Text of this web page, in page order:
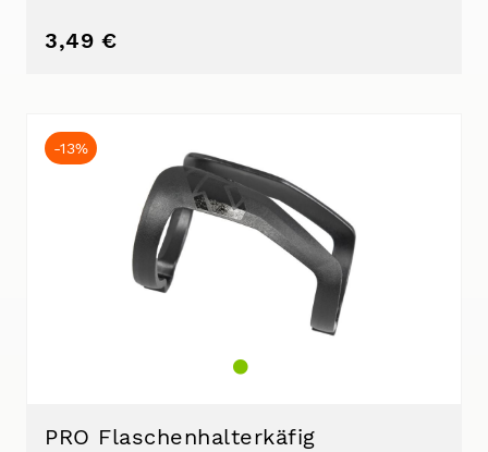
3,49 €
-13%
PRO Flaschenhalterkäfig